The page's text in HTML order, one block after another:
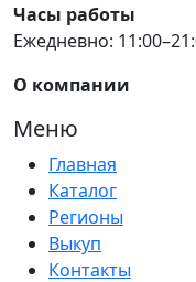
Часы работы
Ежедневно:
О компании
Меню
Главная
Каталог
Регионы
Выкуп
Контакты